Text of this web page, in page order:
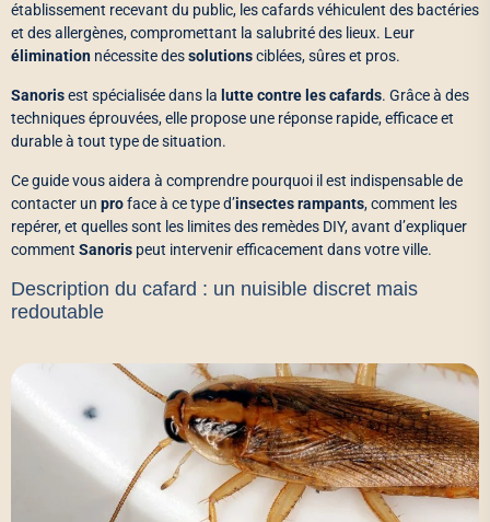
établissement recevant du public, les cafards véhiculent des bactéries
et des allergènes, compromettant la salubrité des lieux. Leur
élimination nécessite dessolutionsciblées, sûres et pros.
Sanorisest spécialisée dans la lutte contre les cafards. Grâce à des
techniques éprouvées, elle propose une réponse rapide, efficace et
durable à tout type de situation.
Ce guide vous aidera à comprendre pourquoi il est indispensable de
contacter un proface à ce type d’insectes rampants, comment les
repérer, et quelles sont les limites des remèdes DIY, avant d’expliquer
comment Sanoris peut intervenir efficacement dans votre ville.
Description du cafard : un nuisible discret mais
redoutable